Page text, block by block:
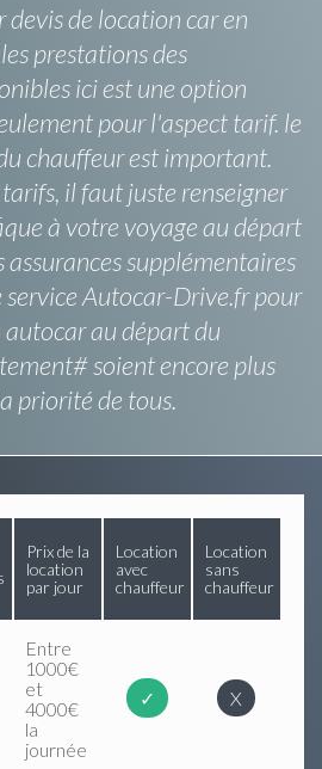
devis de location car en
prestations des
ici est une option
pour l'aspect tarif. le
chauffeur est important.
il faut juste renseigner
à votre voyage au départ
assurances supplémentaires
service Autocar-Drive.fr pour
autocar au départ du
soient encore plus
priorité de tous.
Prix de la
location
par jour
Location
avec
chauffeur
Location
sans
chauffeur
Entre
1000€
et
4000€
la
journée
✓ X